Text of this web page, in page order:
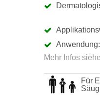
Für